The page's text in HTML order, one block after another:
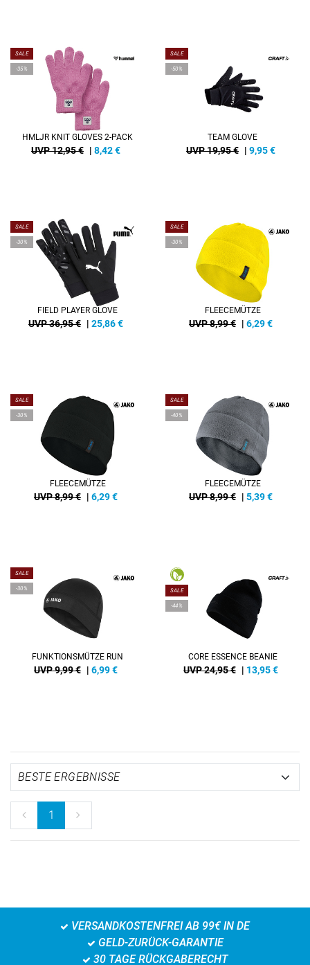
SALE
-35%
HMLJR KNIT GLOVES 2-PACK
UVP 12,95 € | 8,42€
SALE
-50%
TEAM GLOVE
UVP 19,95 € | 9,95€
SALE
-30%
FIELD PLAYER GLOVE
UVP 36,95 € | 25,86€
SALE
-30%
FLEECEMÜTZE
UVP 8,99 € | 6,29€
SALE
-30%
FLEECEMÜTZE
UVP 8,99 € | 6,29€
SALE
-40%
FLEECEMÜTZE
UVP 8,99 € | 5,39€
SALE
-30%
FUNKTIONSMÜTZE RUN
UVP 9,99 € | 6,99€
SALE
-44%
CORE ESSENCE BEANIE
UVP 24,95 € | 13,95€
1
VERSANDKOSTENFREI AB 99€ IN DE
GELD-ZURÜCK-GARANTIE
30 TAGE RÜCKGABERECHT